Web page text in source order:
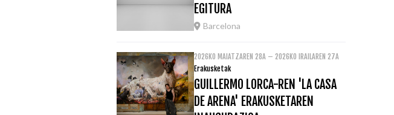
EGITURA
Barcelona
2026KO MAIATZAREN 28A – 2026KO IRAILAREN 27A
Erakusketak
GUILLERMO LORCA-REN 'LA CASA
DE ARENA' ERAKUSKETAREN